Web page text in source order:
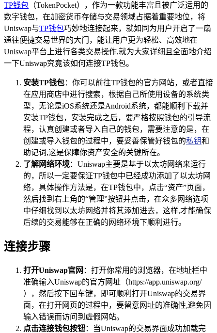
TP钱包 （TokenPocket），作为一款功能丰富且被广泛运用的
数字钱包，在加密货币存储与交易领域占据着重要地位，将
Uniswap与TP钱包巧妙地连接起来，就如同为用户开启了一扇
通往便捷交易世界的大门，能让用户更为轻松、高效地在
Uniswap平台上进行各类交易操作,就为大家详细且全面地介绍
一下Uniswap究竟该如何连接TP钱包。
安装TP钱包：你可以前往TP钱包的官方网站，或者直接
在应用商店中进行搜索，根据自己所使用设备的系统类
型，无论是iOS系统还是Android系统，都能顺利下载并
安装TP钱包，安装完成之后，要严格按照钱包的引导流
程，认真创建或者导入自己的钱包，需要注意的是，在
创建或导入钱包的过程中，要妥善保管好钱包的私钥和
助记词,这是保障你资产安全的关键所在。
了解网络环境：Uniswap主要是基于以太坊网络来运行
的，所以一定要保证TP钱包中已经成功添加了以太坊网
络，具体操作方法是，在TP钱包中，点击“资产”页面，
然后找到右上角的“管理”按钮并点击，在众多网络选项
中仔细找到以太坊网络并将其添加进去，这样,才能确保
后续的交易能够在正确的网络环境下顺利进行。
连接步骤
打开Uniswap官网 ：打开你常用的浏览器，在地址栏中
准确输入Uniswap的官方网址（https://app.uniswap.org/
），然后按下回车键，即可顺利打开Uniswap的交易界
面，在打开网页的过程中，要留意网址的准确性,避免因
输入错误而访问到虚假网站。
点击连接钱包按钮：当Uniswap的交易界面成功加载完